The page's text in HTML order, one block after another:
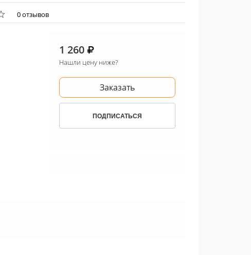
0 отзывов
1 260
Нашли цену ниже?
Заказать
ПОДПИСАТЬСЯ